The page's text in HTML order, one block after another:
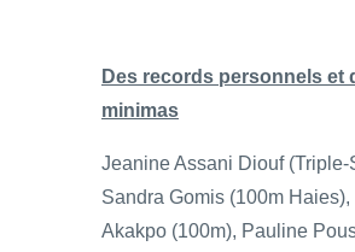
Des records personnels et
minimas
Jeanine Assani Diouf (Triple-
Sandra Gomis (100m Haies),
Akakpo (100m), Pauline